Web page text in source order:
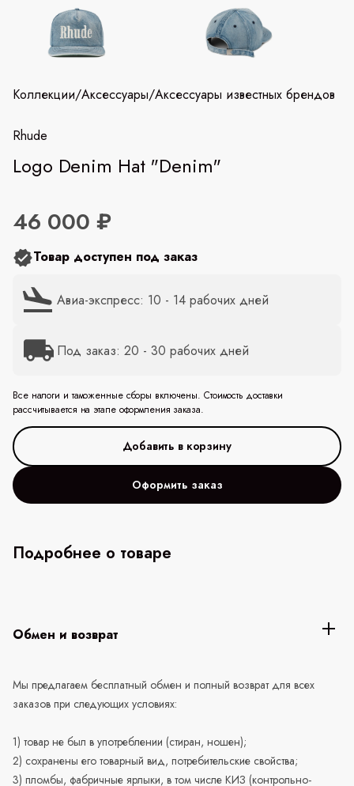
Коллекции/Аксессуары/Аксессуары известных брендов
Rhude
Logo Denim Hat "Denim"
46 000 ₽
Товар доступен под заказ
Авиа-экспресс: 10 - 14 рабочих дней
Под заказ: 20 - 30 рабочих дней
Все налоги и таможенные сборы включены. Стоимость доставки
рассчитывается на этапе оформления заказа.
Оформить заказ
Подробнее о товаре
Обмен и возврат
Мы предлагаем бесплатный обмен и полный возврат для всех
заказов при следующих условиях:
1) товар не был в употреблении (стиран, ношен);
2) сохранены его товарный вид, потребительские свойства;
3) пломбы, фабричные ярлыки, в том числе КИЗ (контрольно-